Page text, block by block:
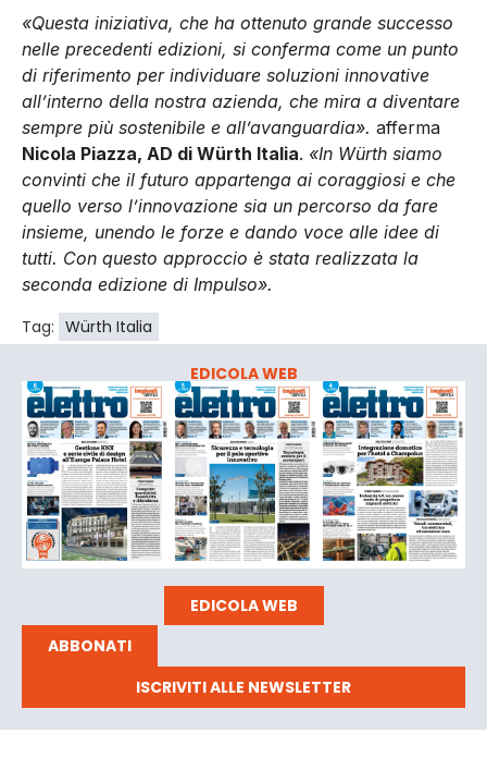
«Questa iniziativa, che ha ottenuto grande successo
nelle precedenti edizioni, si conferma come un punto
di riferimento per individuare soluzioni innovative
all’interno della nostra azienda, che mira a diventare
sempre più sostenibile e all’avanguardia». afferma
Nicola Piazza, AD di Würth Italia. «In Würth siamo
convinti che il futuro appartenga ai coraggiosi e che
quello verso l’innovazione sia un percorso da fare
insieme, unendo le forze e dando voce alle idee di
tutti. Con questo approccio è stata realizzata la
seconda edizione di Impulso».
Tag: Würth Italia
EDICOLA WEB
EDICOLA WEB
ABBONATI
ISCRIVITI ALLE NEWSLETTER